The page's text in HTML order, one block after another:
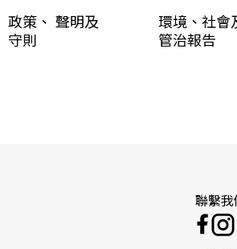
政策、 聲明及
守則
環境、社會
管治報告
聯繫我